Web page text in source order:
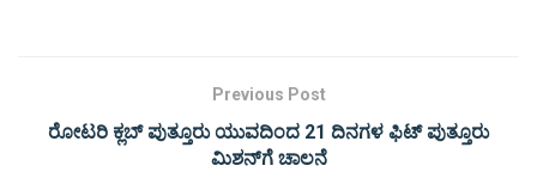
Previous Post
ರೋಟರಿ ಕ್ಲಬ್ ಪುತ್ತೂರು ಯುವದಿಂದ 21 ದಿನಗಳ ಫಿಟ್ ಪುತ್ತೂರು
ಮಿಶನ್‌ಗೆ ಚಾಲನೆ